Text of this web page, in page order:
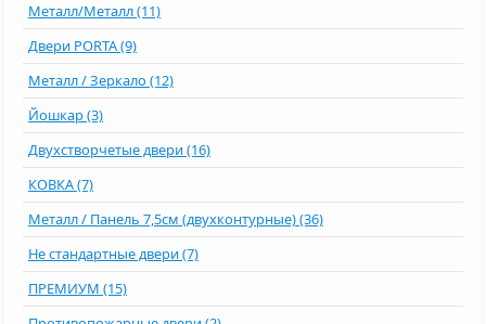
Металл/Металл (11)
Двери PORTA (9)
Металл / Зеркало (12)
Йошкар (3)
Двухстворчетые двери (16)
КОВКА (7)
Металл / Панель 7,5см (двухконтурные) (36)
Не стандартные двери (7)
ПРЕМИУМ (15)